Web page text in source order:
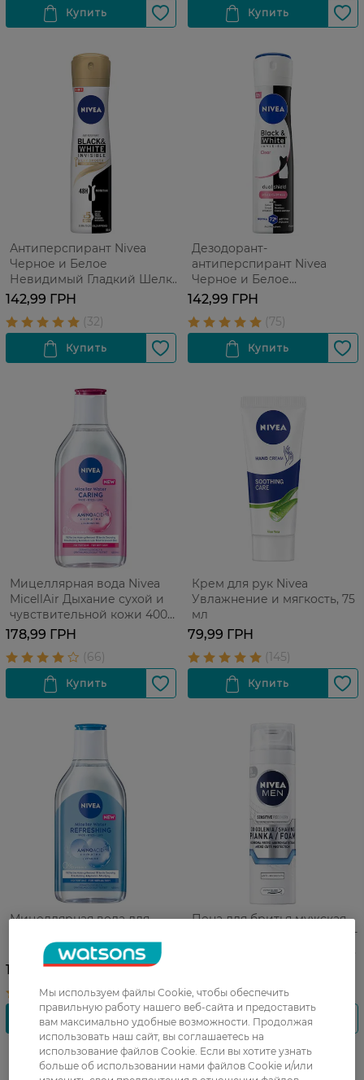
Антиперспирант Nivea
Черное и Белое
Невидимый Гладкий Шелк
150 мл
142,99 ГРН
Дезодорант-
антиперспирант Nivea
Черное и Белое
Невидимый прозрачный,
150 мл
142,99 ГРН
Мицеллярная вода Nivea
MicellAir Дыхание сухой и
чувствительной кожи 400
мл
178,99 ГРН
Крем для рук Nivea
Увлажнение и мягкость, 75
мл
79,99 ГРН
Мицеллярная вода для
Air Дыхание кожи для
нормальной и
400 мл
178,99 ГРН
Пена для бритья мужская
Nivea Men восстанавливает
Мы используем файлы Cookie, чтобы обеспечить
правильную работу нашего веб-сайта и предоставить
вам максимально удобные возможности. Продолжая
использовать наш сайт, вы соглашаетесь на
использование файлов Cookie. Если вы хотите узнать
больше об использовании нами файлов Cookie и/или